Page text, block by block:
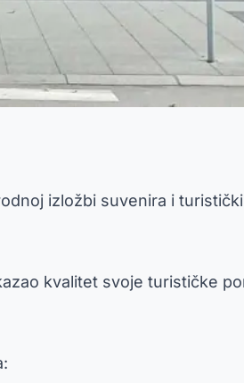
izložbi suvenira i
kvalitet svoje turističke